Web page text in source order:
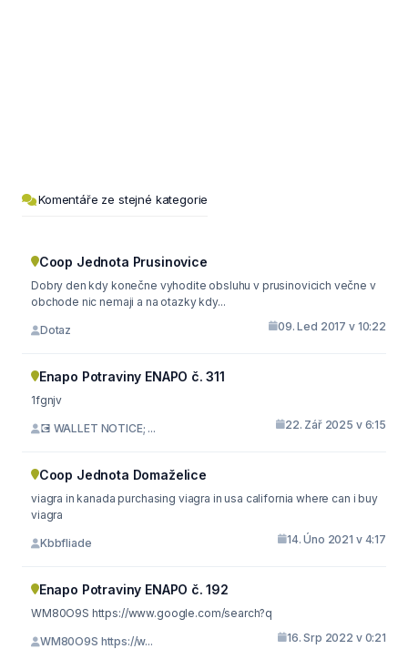
Komentáře ze stejné kategorie
Coop Jednota Prusinovice
Dobry den kdy konečne vyhodite obsluhu v prusinovicich večne v
obchode nic nemaji a na otazky kdy...
Dotaz 09. Led 2017 v 10:22
Enapo Potraviny ENAPO č. 311
1fgnjv
💽 WALLET NOTICE; ... 22. Zář 2025 v 6:15
Coop Jednota Domaželice
viagra in kanada purchasing viagra in usa california where can i buy
viagra
Kbbfliade 14. Úno 2021 v 4:17
Enapo Potraviny ENAPO č. 192
WM80O9S https://www.google.com/search?q
WM80O9S https://w... 16. Srp 2022 v 0:21